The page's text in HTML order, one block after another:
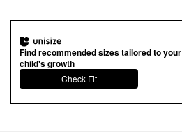
Find recommended sizes tailored to your
child's growth
Check Fit